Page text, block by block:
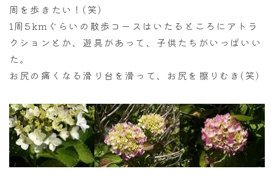
周を歩きたい！(笑)
1周5kmぐらいの散歩コースはいたるところにアトラ
クションとか、遊具があって、子供たちがいっぱいい
た。
お尻の痛くなる滑り台を滑って、お尻を擦りむき(笑)